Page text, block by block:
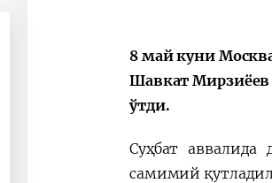
8 май куни
Шавкат Мирзиёев
ўтди.
Суҳбат аввалида
самимий